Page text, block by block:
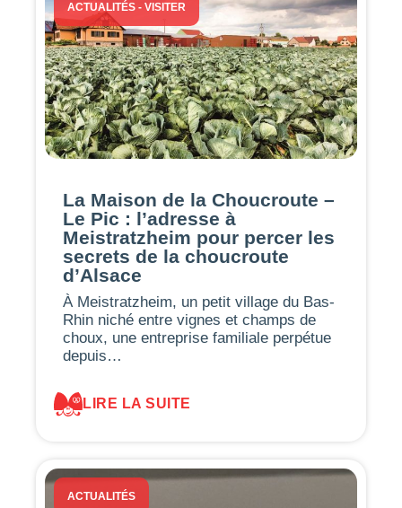
ACTUALITÉS - VISITER
La Maison de la Choucroute –
Le Pic : l’adresse à
Meistratzheim pour percer les
secrets de la choucroute
d’Alsace
À Meistratzheim, un petit village du Bas-
Rhin niché entre vignes et champs de
choux, une entreprise familiale perpétue
depuis…
LIRE LA SUITE
ACTUALITÉS